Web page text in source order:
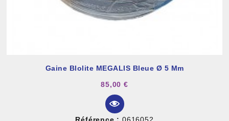
Gaine Blolite MEGALIS Bleue Ø 5 Mm
85,00 €